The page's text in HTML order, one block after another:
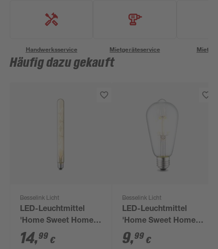
Handwerksservice Mietgeräteservice
Häufig dazu gekauft
Besselink Licht
LED-Leuchtmittel
'Home Sweet Home'
dimmbar Zylinder E27
5 W 500 lm warmweiß
14,99 €
Besselink Licht
LED-Leuchtmittel
'Home Sweet Home'
dimmbar Tropfen E27
4 W 440 lm warmweiß
9,99 €